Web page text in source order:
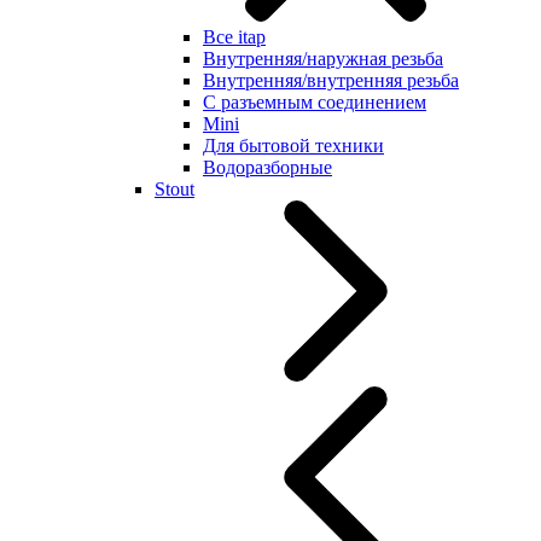
Все itap
Внутренняя/наружная резьба
Внутренняя/внутренняя резьба
С разъемным соединением
Mini
Для бытовой техники
Водоразборные
Stout